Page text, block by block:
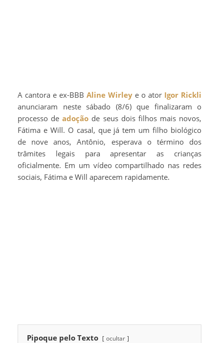
A cantora e ex-BBB Aline Wirley e o ator Igor Rickli
anunciaram neste sábado (8/6) que finalizaram o
processo deadoção de seus dois filhos mais novos,
Fátima e Will. O casal, que já tem um filho biológico
de nove anos, Antônio, esperava o término dos
trâmites legais para apresentar as crianças
oficialmente. Em um vídeo compartilhado nas redes
sociais, Fátima e Will aparecem rapidamente.
Pipoque pelo Texto ocultar